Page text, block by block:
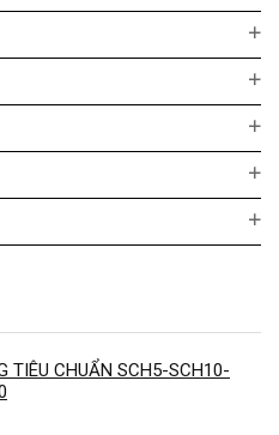
TIÊU CHUẨN SCH5-SCH10-